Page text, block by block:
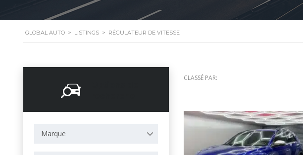
GLOBAL AUTO > LISTINGS > RÉGULATEUR DE VITESSE
Marque
CLASSÉ PAR: